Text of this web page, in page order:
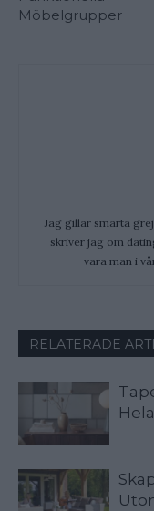
Möbelgrupper
Jag gillar smarta
skriver jag om
vara man i
RELATERADE